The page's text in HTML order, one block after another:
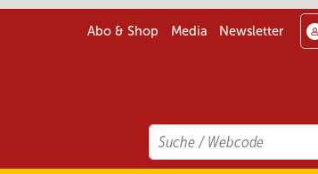
Abo & Shop Media Newsletter
Search
Suchen